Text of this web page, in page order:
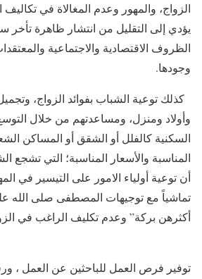
الزواج، والمهور وعدم المغالاة في تكاليف
يؤدي إلى التقليل من انتشار ظاهرة تأخر
الظروف الاقتصادية والاجتماعية
كذلك توعية الشباب بفوائد الزواج،
وأولاد ومنزل، ومساعدتهم من خلال
السكنية كالفلل أو الشقق أو المساكن
المناسبة والأسعار المناسبة؛ التي تشجع
أن توعية أولياء الامور على التيسير في
تماشياً مع توجيهات المصطفى صلى الله
أكثرهن بركة” وعدم تكليف الراغب في
توفير فرص العمل للباحثين عن العمل ،